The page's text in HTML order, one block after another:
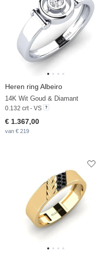
Heren ring Albeiro
14K Wit Goud & Diamant
0.132 crt - VS
€ 1.367,00
van € 219